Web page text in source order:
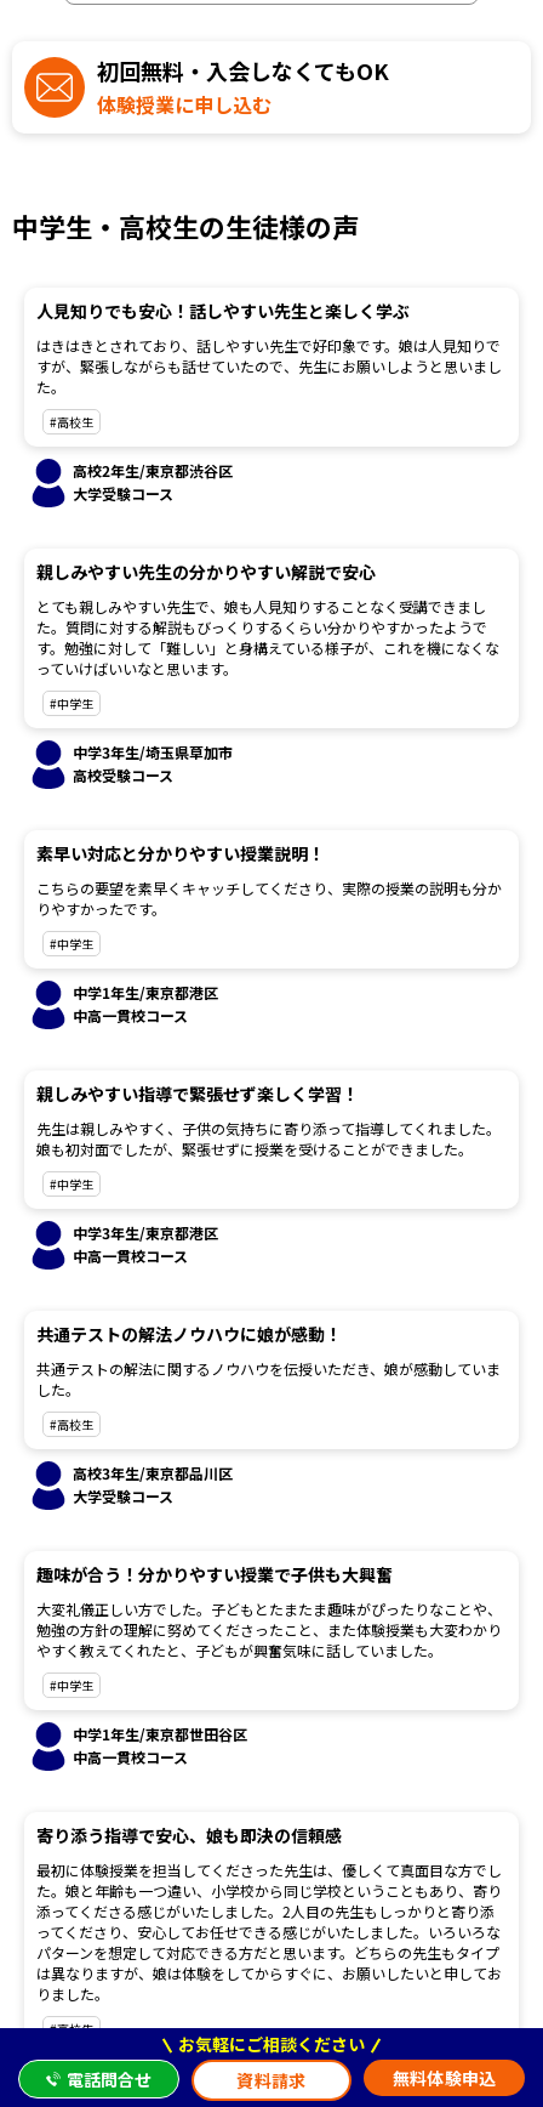
初回無料・入会しなくてもOK
体験授業に申し込む
中学生・高校生の生徒様の声
人見知りでも安心！話しやすい先生と楽しく学ぶ
はきはきとされており、話しやすい先生で好印象です。娘は人見知りで
すが、緊張しながらも話せていたので、先生にお願いしようと思いまし
た。
#高校生
高校2年生/東京都渋谷区
大学受験コース
親しみやすい先生の分かりやすい解説で安心
とても親しみやすい先生で、娘も人見知りすることなく受講できまし
た。質問に対する解説もびっくりするくらい分かりやすかったようで
す。勉強に対して「難しい」と身構えている様子が、これを機になくな
っていけばいいなと思います。
#中学生
中学3年生/埼玉県草加市
高校受験コース
素早い対応と分かりやすい授業説明！
こちらの要望を素早くキャッチしてくださり、実際の授業の説明も分か
りやすかったです。
#中学生
中学1年生/東京都港区
中高一貫校コース
親しみやすい指導で緊張せず楽しく学習！
先生は親しみやすく、子供の気持ちに寄り添って指導してくれました。
娘も初対面でしたが、緊張せずに授業を受けることができました。
#中学生
中学3年生/東京都港区
中高一貫校コース
共通テストの解法ノウハウに娘が感動！
共通テストの解法に関するノウハウを伝授いただき、娘が感動していま
した。
#高校生
高校3年生/東京都品川区
大学受験コース
趣味が合う！分かりやすい授業で子供も大興奮
大変礼儀正しい方でした。子どもとたまたま趣味がぴったりなことや、
勉強の方針の理解に努めてくださったこと、また体験授業も大変わかり
やすく教えてくれたと、子どもが興奮気味に話していました。
#中学生
中学1年生/東京都世田谷区
中高一貫校コース
寄り添う指導で安心、娘も即決の信頼感
最初に体験授業を担当してくださった先生は、優しくて真面目な方でし
た。娘と年齢も一つ違い、小学校から同じ学校ということもあり、寄り
添ってくださる感じがいたしました。2人目の先生もしっかりと寄り添
ってくださり、安心してお任せできる感じがいたしました。いろいろな
パターンを想定して対応できる方だと思います。どちらの先生もタイプ
は異なりますが、娘は体験をしてからすぐに、お願いしたいと申してお
りました。
#高校生
高校3年生/神奈川県横浜市
中高一貫校コース
お気軽にご相談ください
電話問合せ
資料請求 無料体験申込